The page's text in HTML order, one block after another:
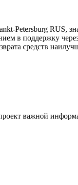
Petersburg RUS,
в поддержку
средств
важной